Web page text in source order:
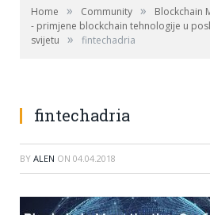
Home » Community »
Blockchain
- primjene blockchain tehnologije u
svijetu
» fintechadria
fintechadria
BY ALEN ON 04.04.2018